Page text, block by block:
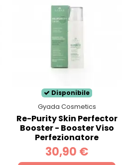
Disponibile
Gyada Cosmetics
Re-Purity Skin Perfector
Booster - Booster Viso
Perfezionatore
30,90 €